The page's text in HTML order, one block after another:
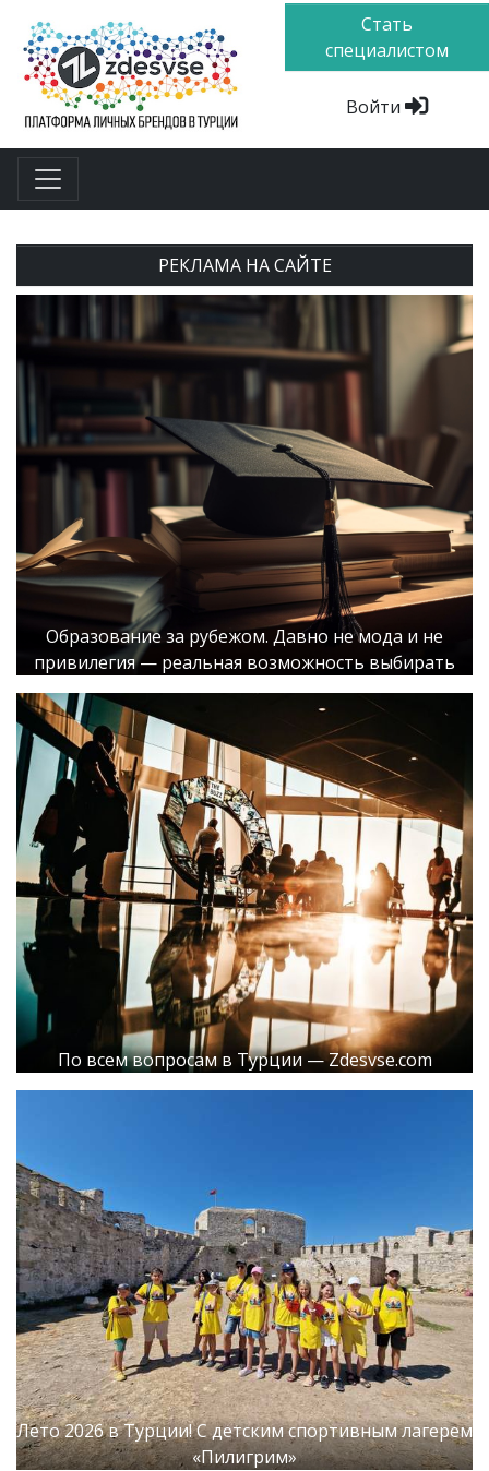
Стать
специалистом
Войти
РЕКЛАМА НА САЙТЕ
Образование за рубежом. Давно не мода и не
привилегия — реальная возможность выбирать
По всем вопросам в Турции — Zdesvse.com
Лето 2026 в Турции! С детским спортивным лагерем
«Пилигрим»